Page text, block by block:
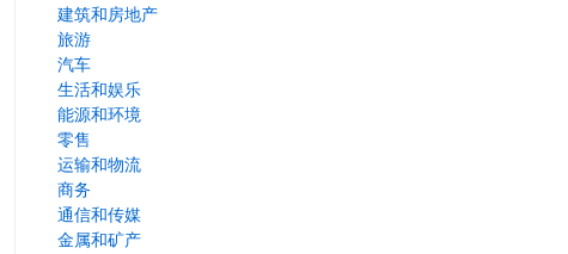
建筑和房地产
旅游
汽车
生活和娱乐
能源和环境
零售
运输和物流
商务
通信和传媒
金属和矿产